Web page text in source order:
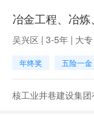
冶金工程、冶
吴兴区 | 3-5年 | 大专
年终奖 五险一金
核工业井巷建设集团